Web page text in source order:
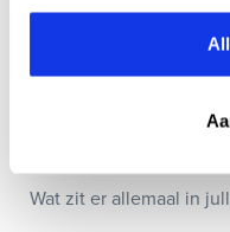
Hoe weet ik of deze
Wat zit er allemaal in